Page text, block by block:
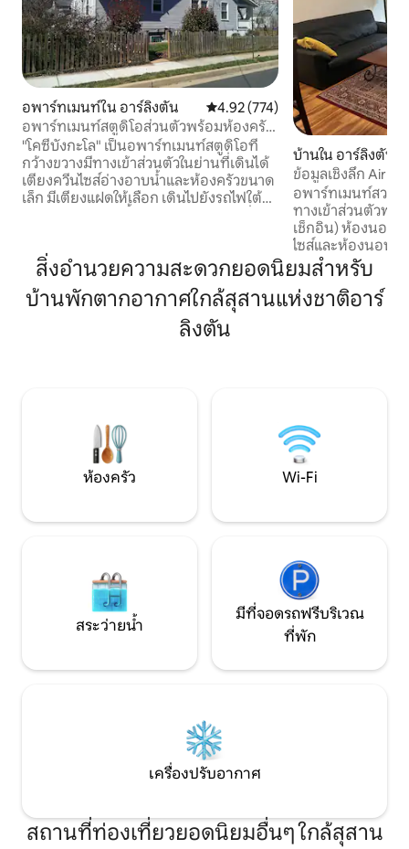
อพาร์ทเมนท์ใน อาร์ลิงตัน คะแนนเฉลี่ย 4.92 จาก 5, 774 รีวิว
4.92 (774)
อพาร์ทเมนท์สตูดิโอส่วนตัวพร้อมห้องครัว
เล็ก - 10 นาทีถึงรถไฟใต้ดิน
"โคซี่บังกะโล" เป็นอพาร์ทเมนท์สตูดิโอที่
กว้างขวางมีทางเข้าส่วนตัวในย่านที่เดินได้
เตียงควีนไซส์อ่างอาบน้ำและห้องครัวขนาด
เล็ก มีเตียงแฝดให้เลือก เดินไปยังรถไฟใต้
ซอนที่ National Landing ร้านอาหารซูเปอร์
มาร์เก็ตห้องสมุดท้องถิ่นและสวนสาธารณะ
เดินทางโดยรถยนต์เพียงไม่กี่นาทีไปยัง
อนุสาวรีย์และสถานที่ยอดนิยมในดีซี:
Clarendon, Dupont Circle, Georgetown,
Old Town Alexandria, Nat'l Airport &
บ้านใน อาร์ลิงตัน
ข้อมูลเชิงลึก
อพาร์ทเมนท์สวย
ทางเข้าส่วนตัวพร้
เช็กอิน) ห้องนอน
ไซส์และห้องนอนที่
แบบ (มีลูกกรงสำห
นั่งเล่นครบครัน เค
ที่จอดรถนอกถนน
สิ่งอำนวยความสะดวกยอดนิยมสำหรับ
บ้านพักตากอากาศใกล้สุสานแห่งชาติอาร์
ลิงตัน
ห้องครัว Wi-Fi
สระว่ายน้ำ
มีที่จอดรถฟรีบริเวณ
ที่พัก
เครื่องปรับอากาศ
สถานที่ท่องเที่ยวยอดนิยมอื่นๆ ใกล้สุสาน